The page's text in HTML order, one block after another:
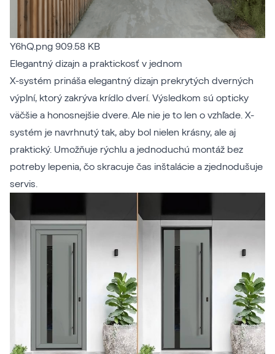
Y6hQ.png 909.58 KB
Elegantný dizajn a praktickosť v jednom
X-systém prináša elegantný dizajn prekrytých dverných
výplní, ktorý zakrýva krídlo dverí. Výsledkom sú opticky
väčšie a honosnejšie dvere. Ale nie je to len o vzhľade. X-
systém je navrhnutý tak, aby bol nielen krásny, ale aj
praktický. Umožňuje rýchlu a jednoduchú montáž bez
potreby lepenia, čo skracuje čas inštalácie a zjednodušuje
servis.